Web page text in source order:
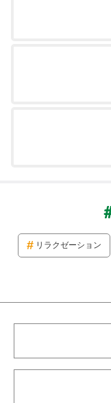
リラクゼーション